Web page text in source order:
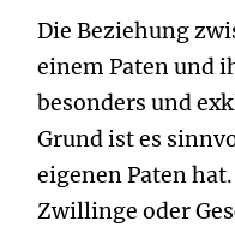
Die Beziehung
einem Paten und
besonders und
Grund ist es
eigenen Paten
Zwillinge oder